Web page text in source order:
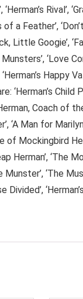
Rival’,
a Feather’,
Little Googie’,
‘Love
Happy
‘Herman’s Child
Coach of
Man for
of Mockingbird
Herman’, ‘The
Munster’, ‘The